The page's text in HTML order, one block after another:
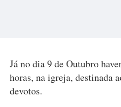
Já no dia 9 de Outubro
horas, na igreja, destinada
devotos.